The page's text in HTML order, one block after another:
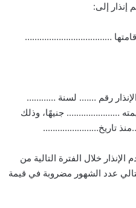
إلى:
………………………………
الإنذار رقم ……. لسنة …………
وقيمته …………………. جنيهًا، وذلك
تاريخ…………………..
خلال الفترة التالية من
عدد الشهور مضروبة في قيمة